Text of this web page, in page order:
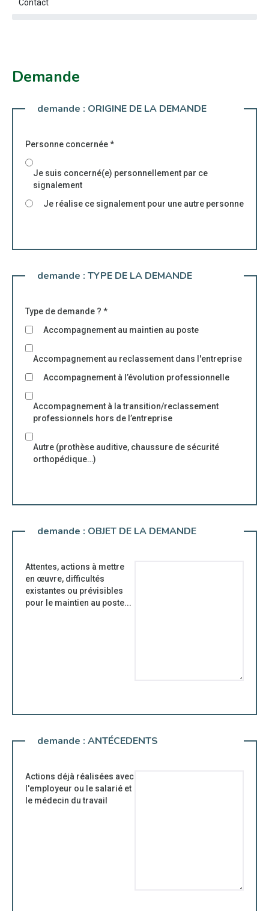
Contact
Demande
demande : ORIGINE DE LA DEMANDE
Personne concernée*
Je suis concerné(e) personnellement par ce
signalement
Je réalise ce signalement pour une autre personne
demande : TYPE DE LA DEMANDE
Type de demande ? *
Accompagnement au maintien au poste
Accompagnement au reclassement dans l'entreprise
Accompagnement à l’évolution professionnelle
Accompagnement à la transition/reclassement
professionnels hors de l’entreprise
Autre (prothèse auditive, chaussure de sécurité
orthopédique…)
demande : OBJET DE LA DEMANDE
Attentes, actions à mettre
en œuvre, difficultés
existantes ou prévisibles
pour le maintien au poste...
demande : ANTÉCEDENTS
Actions déjà réalisées avec
l'employeur ou le salarié et
le médecin du travail